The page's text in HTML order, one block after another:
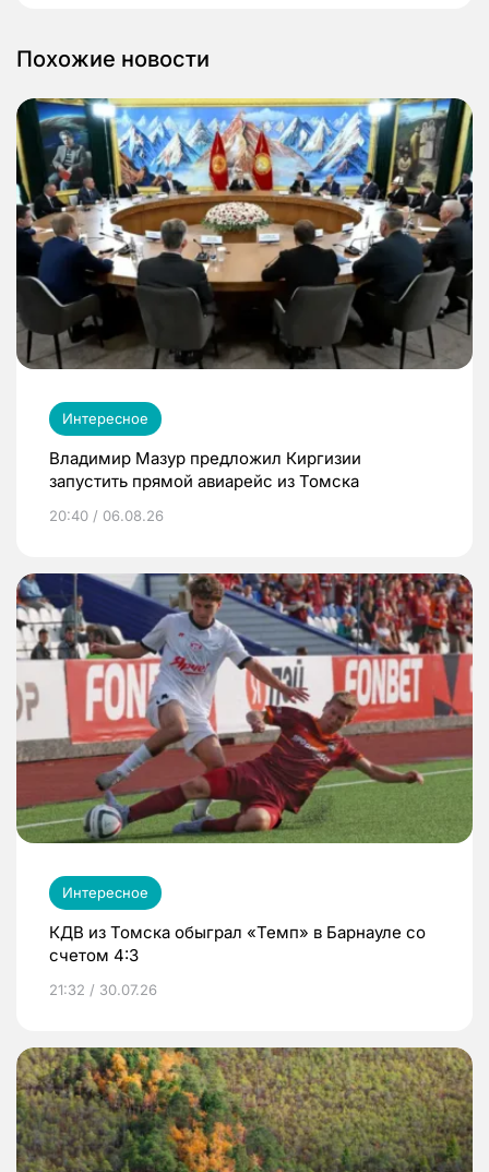
Похожие новости
Интересное
Владимир Мазур предложил Киргизии
запустить прямой авиарейс из Томска
20:40 / 06.08.26
Интересное
КДВ из Томска обыграл «Темп» в Барнауле со
счетом 4:3
21:32 / 30.07.26